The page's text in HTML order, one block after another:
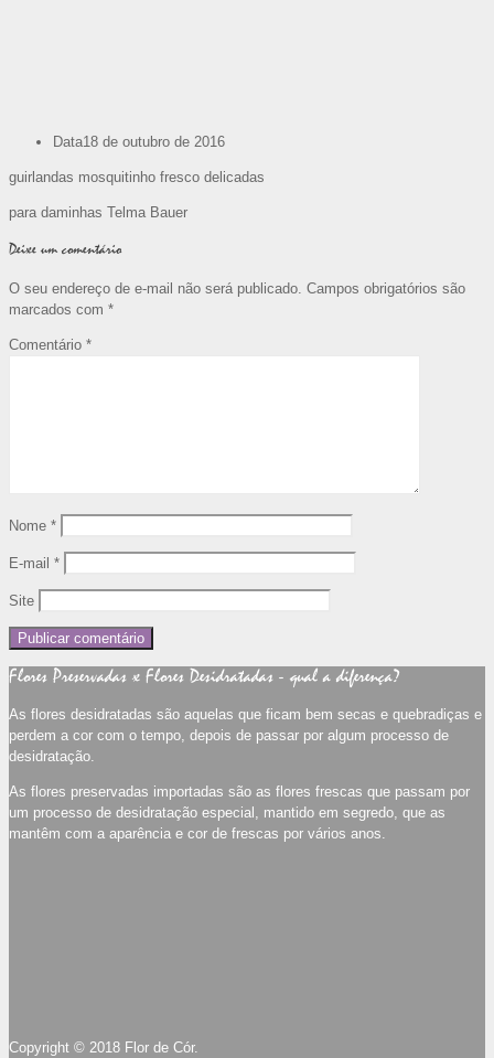
Data18 de outubro de 2016
guirlandas mosquitinho fresco delicadas
para daminhas Telma Bauer
Deixe um comentário
O seu endereço de e-mail não será publicado. Campos obrigatórios são
marcados com *
Comentário *
Nome *
E-mail *
Site
Flores Preservadas x Flores Desidratadas - qual a diferença?
As flores desidratadas são aquelas que ficam bem secas e quebradiças e
perdem a cor com o tempo, depois de passar por algum processo de
desidratação.
As flores preservadas importadas são as flores frescas que passam por
um processo de desidratação especial, mantido em segredo, que as
mantêm com a aparência e cor de frescas por vários anos.
Copyright © 2018 Flor de Cór.